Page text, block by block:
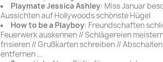
Playmate Jessica Ashley: Miss Januar
Aussichten auf Hollywoods schönste Hügel
How to be a Playboy: Freundschaften
Feuerwerk auskennen // Schlägereien
frisieren // Grußkarten schreiben //
entfernen ...